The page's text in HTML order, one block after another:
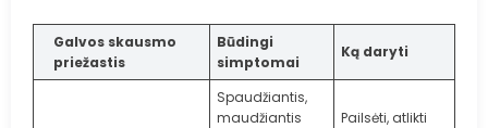
Galvos skausmo
priežastis
Būdingi
simptomai
Ką daryti
Spaudžiantis,
maudžiantis
Pailsėti, atlikti